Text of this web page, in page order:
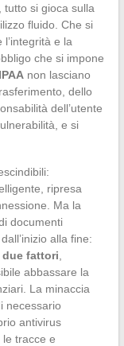
si gioca sulla
fluido. Che si
e la
che si impone
non lasciano
dello
dell’utente
e si
ripresa
Ma la
documenti
alla fine:
fattori
abbassare la
La minaccia
necessario
antivirus
tracce e